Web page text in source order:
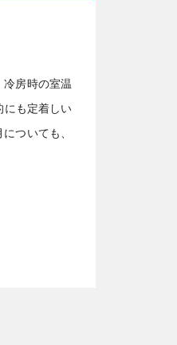
房時の室温
にも定着しい
ついても、